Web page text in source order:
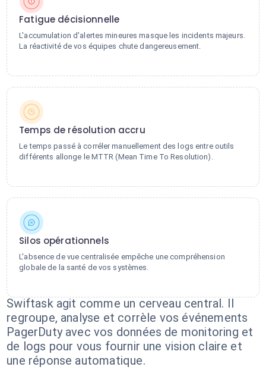
Fatigue décisionnelle
L'accumulation d'alertes mineures masque les incidents majeurs.
La réactivité de vos équipes chute dangereusement.
Temps de résolution accru
Le temps passé à corréler manuellement des logs entre outils
différents allonge le MTTR (Mean Time To Resolution).
Silos opérationnels
L'absence de vue centralisée empêche une compréhension
globale de la santé de vos systèmes.
Swiftask agit comme un cerveau central. Il
regroupe, analyse et corrèle vos événements
PagerDuty avec vos données de monitoring et
de logs pour vous fournir une vision claire et
une réponse automatique.